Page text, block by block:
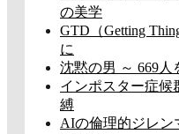
の美学
GTD（Getting
に
沈黙の男 ～ 669人
インポスター症候
縛
AIの倫理的ジレン